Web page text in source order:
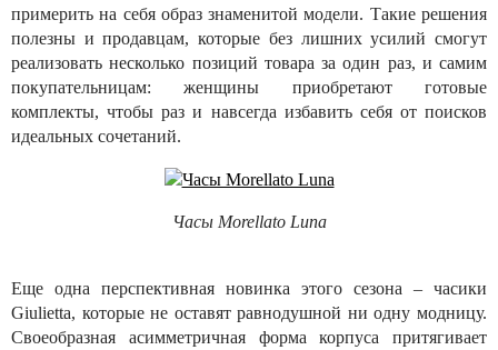
примерить на себя образ знаменитой модели. Такие решения
полезны и продавцам, которые без лишних усилий смогут
реализовать несколько позиций товара за один раз, и самим
покупательницам: женщины приобретают готовые
комплекты, чтобы раз и навсегда избавить себя от поисков
идеальных сочетаний.
Часы Morellato Luna
Еще одна перспективная новинка этого сезона – часики
Giulietta, которые не оставят равнодушной ни одну модницу.
Своеобразная асимметричная форма корпуса притягивает